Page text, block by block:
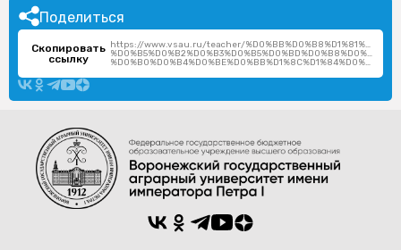
Поделиться
Скопировать
ссылку
https://www.vsau.ru/teacher/
%D0%B5%D0%B2%D0%B3%D0%B5%D0%BD%D0%B8%D0%B9-
%D0%B0%D0%B4%D0%BE%D0%BB%D1%8C%D1%84%D0%BE%D0%B2%D0%B8%D1%87/